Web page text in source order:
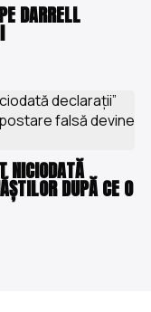
DARRELL
NICIODATĂ
DUPĂ CE O